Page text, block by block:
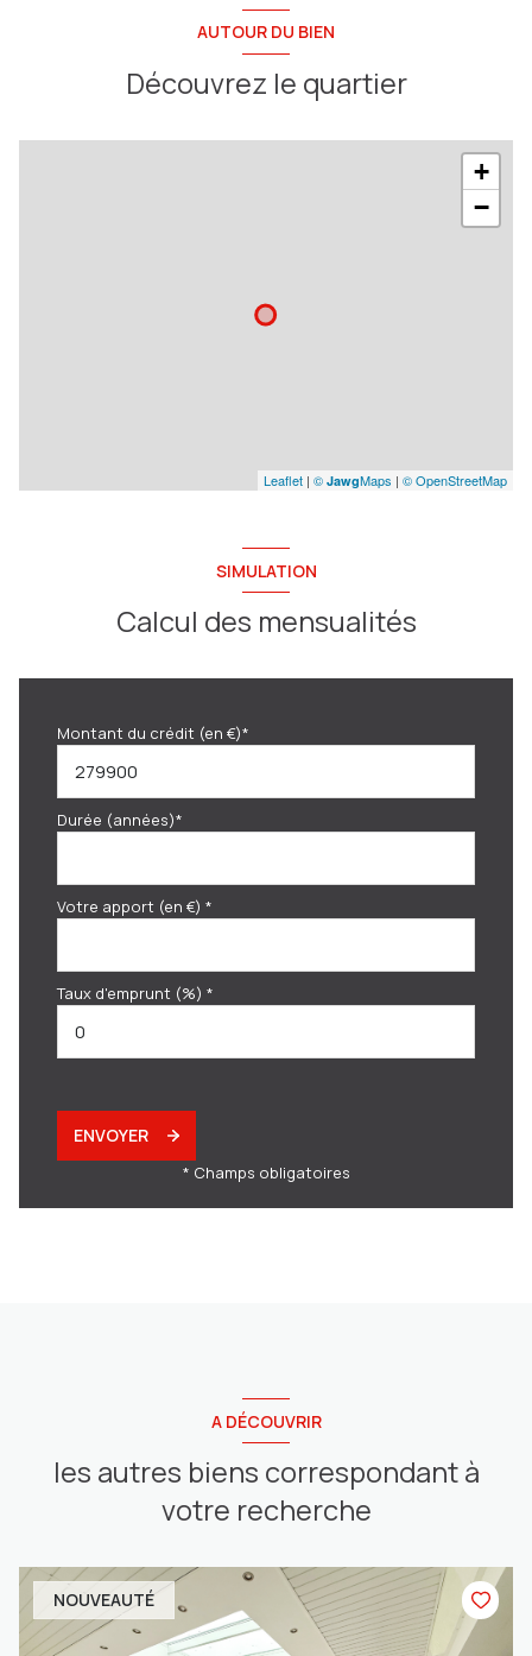
AUTOUR DU BIEN
Découvrez le quartier
+
−
Leaflet | © JawgMaps | © OpenStreetMap
SIMULATION
Calcul des mensualités
Montant du crédit (en €)*
Durée (années)*
Votre apport (en €) *
Taux d'emprunt (%) *
ENVOYER
* Champs obligatoires
A DÉCOUVRIR
les autres biens correspondant à
votre recherche
NOUVEAUTÉ